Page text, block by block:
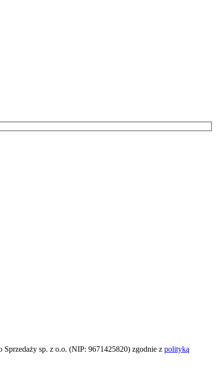
sp. z o.o. (NIP: 9671425820) zgodnie z polityką